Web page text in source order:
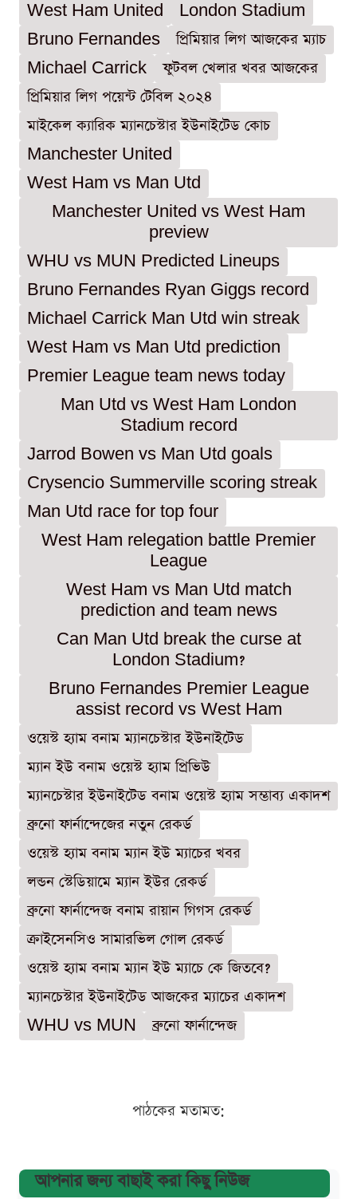
West Ham United
London Stadium
Bruno Fernandes
প্রিমিয়ার লিগ আজকের ম্যাচ
Michael Carrick
ফুটবল খেলার খবর আজকের
প্রিমিয়ার লিগ পয়েন্ট টেবিল ২০২৪
মাইকেল ক্যারিক ম্যানচেস্টার ইউনাইটেড কোচ
Manchester United
West Ham vs Man Utd
Manchester United vs West Ham
preview
WHU vs MUN Predicted Lineups
Bruno Fernandes Ryan Giggs record
Michael Carrick Man Utd win streak
West Ham vs Man Utd prediction
Premier League team news today
Man Utd vs West Ham London
Stadium record
Jarrod Bowen vs Man Utd goals
Crysencio Summerville scoring streak
Man Utd race for top four
West Ham relegation battle Premier
League
West Ham vs Man Utd match
prediction and team news
Can Man Utd break the curse at
London Stadium?
Bruno Fernandes Premier League
assist record vs West Ham
ওয়েস্ট হ্যাম বনাম ম্যানচেস্টার ইউনাইটেড
ম্যান ইউ বনাম ওয়েস্ট হ্যাম প্রিভিউ
ম্যানচেস্টার ইউনাইটেড বনাম ওয়েস্ট হ্যাম সম্ভাব্য একাদশ
ব্রুনো ফার্নান্দেজের নতুন রেকর্ড
ওয়েস্ট হ্যাম বনাম ম্যান ইউ ম্যাচের খবর
লন্ডন স্টেডিয়ামে ম্যান ইউর রেকর্ড
ব্রুনো ফার্নান্দেজ বনাম রায়ান গিগস রেকর্ড
ক্রাইসেনসিও সামারভিল গোল রেকর্ড
ওয়েস্ট হ্যাম বনাম ম্যান ইউ ম্যাচে কে জিতবে?
ম্যানচেস্টার ইউনাইটেড আজকের ম্যাচের একাদশ
WHU vs MUN
ব্রুনো ফার্নান্দেজ
পাঠকের মতামত:
আপনার জন্য বাছাই করা কিছু নিউজ